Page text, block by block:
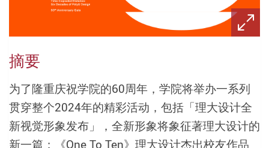
摘要
为了隆重庆祝学院的60周年，学院将举办一系列
贯穿整个2024年的精彩活动，包括「理大设计全
新视觉形象发布」，全新形象将象征著理大设计的
新一篇；《One To Ten》理大设计杰出校友作品